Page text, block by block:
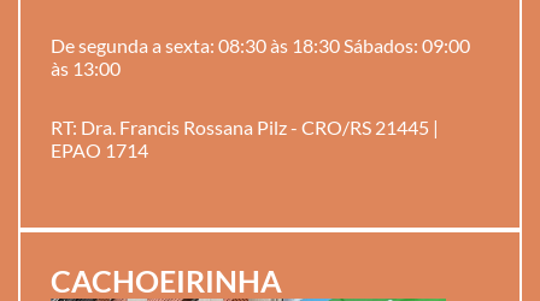
De segunda a sexta: 08:30 às 18:30 Sábados: 09:00
às 13:00
RT: Dra. Francis Rossana Pilz - CRO/RS 21445 |
EPAO 1714
CACHOEIRINHA